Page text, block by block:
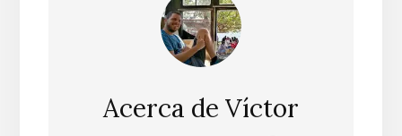
Acerca de Víctor